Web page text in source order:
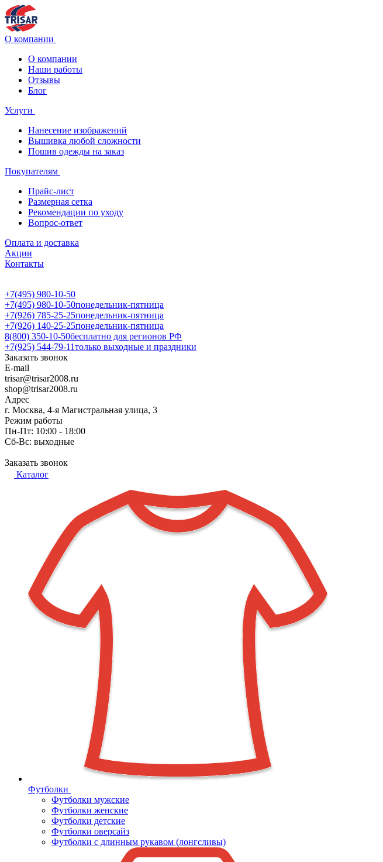
О компании
О компании
Наши работы
Отзывы
Блог
Услуги
Нанесение изображений
Вышивка любой сложности
Пошив одежды на заказ
Покупателям
Прайс-лист
Размерная сетка
Рекомендации по уходу
Вопрос-ответ
Оплата и доставка
Акции
Контакты
+7(495) 980-10-50
+7(495) 980-10-50понедельник-пятница
+7(926) 785-25-25понедельник-пятница
+7(926) 140-25-25понедельник-пятница
8(800) 350-10-50бесплатно для регионов РФ
+7(925) 544-79-11только выходные и праздники
Заказать звонок
E-mail
trisar@trisar2008.ru
shop@trisar2008.ru
Адрес
г. Москва, 4-я Магистральная улица, 3
Режим работы
Пн-Пт: 10:00 - 18:00
Сб-Вс: выходные
Заказать звонок
Каталог
Футболки
Футболки мужские
Футболки женские
Футболки детские
Футболки оверсайз
Футболки с длинным рукавом (лонгсливы)